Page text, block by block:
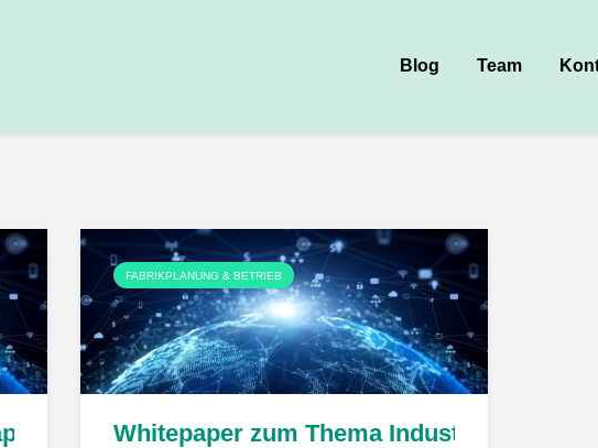
Blog Team
published
FABRIKPLANUNG & BETRIEB
Whitepaper zum Thema Industrial